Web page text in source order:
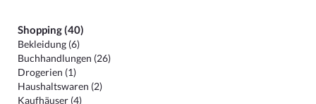
Shopping (40)
Bekleidung (6)
Buchhandlungen (26)
Drogerien (1)
Haushaltswaren (2)
Kaufhäuser (4)